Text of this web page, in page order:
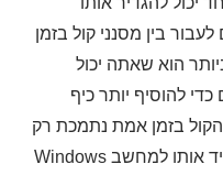
בין מסנני קול בזמן
הוא שאתה יכול
להוסיף יותר כיף
הקול בזמן אמת נתמכת רק
במחשבים אישיים. אתה יכול להוריד אותו למחשב Windows